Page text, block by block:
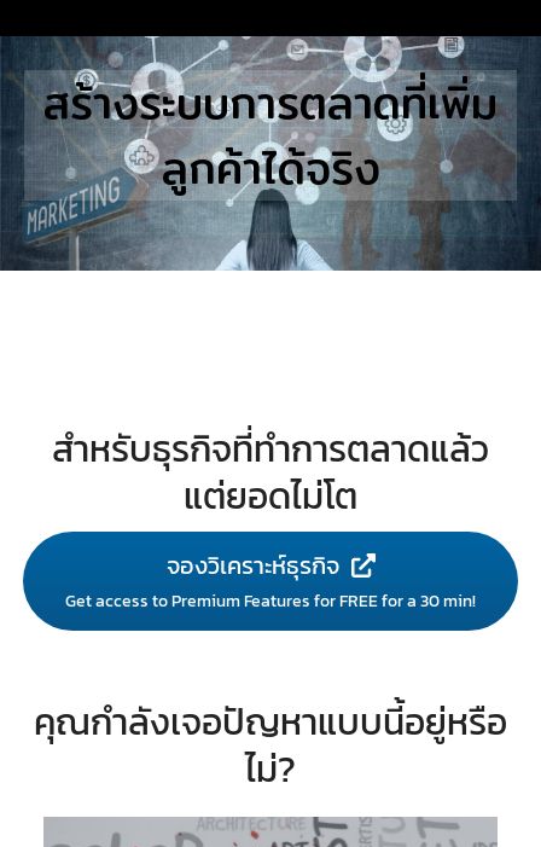
to
content
STUDIES
Search
for:สร้างระบบการตลาดที่เพิ่ม
ลูกค้าได้จริง
สำหรับธุรกิจที่ทำการตลาดแล้ว
แต่ยอดไม่โต
จองวิเคราะห์ธุรกิจ
Get access to Premium Features for FREE for a 30 min!
คุณกำลังเจอปัญหาแบบนี้อยู่หรือ
ไม่?